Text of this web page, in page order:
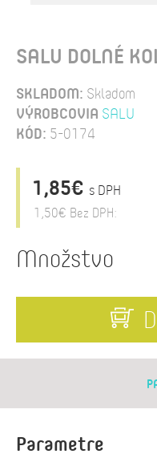
SALU DOLNÉ
SKLADOM: Skladom
VÝROBCOVIA SALU
KÓD: 5-0174
1,85€ s DPH
1,50€ Bez DPH:
Množstvo
Parametre